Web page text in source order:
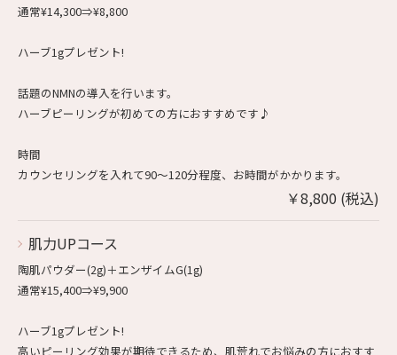
通常¥14,300⇒¥8,800
ハーブ1gプレゼント!
話題のNMNの導入を行います。
ハーブピーリングが初めての方におすすめです♪
時間
カウンセリングを入れて90〜120分程度、お時間がかかります。
￥8,800 (税込)
肌力UPコース
陶肌パウダー(2g)＋エンザイムG(1g)
通常¥15,400⇒¥9,900
ハーブ1gプレゼント!
高いピーリング効果が期待できるため、肌荒れでお悩みの方におすす